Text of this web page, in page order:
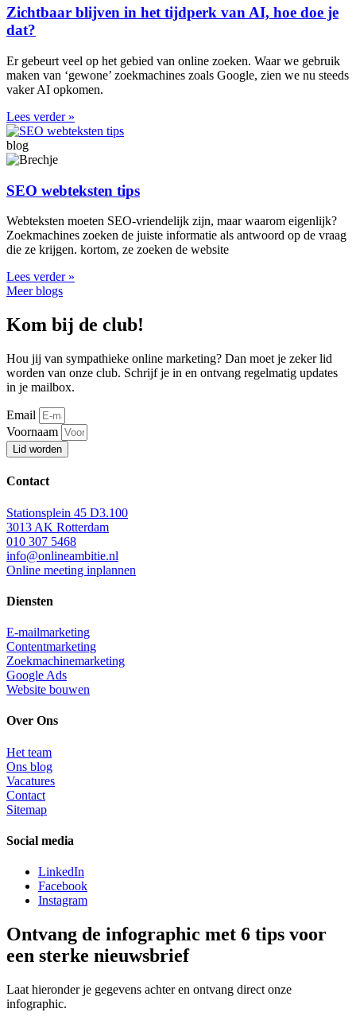
Zichtbaar blijven in het tijdperk van AI, hoe doe je
dat?
Er gebeurt veel op het gebied van online zoeken. Waar we gebruik
maken van ‘gewone’ zoekmachines zoals Google, zien we nu steeds
vaker AI opkomen.
Lees verder »
blog
SEO webteksten tips
Webteksten moeten SEO-vriendelijk zijn, maar waarom eigenlijk?
Zoekmachines zoeken de juiste informatie als antwoord op de vraag
die ze krijgen. kortom, ze zoeken de website
Lees verder »
Meer blogs
Kom bij de club!
Hou jij van sympathieke online marketing? Dan moet je zeker lid
worden van onze club. Schrijf je in en ontvang regelmatig updates
in je mailbox.
Email
Voornaam
Lid worden
Contact
Stationsplein 45 D3.100
3013 AK Rotterdam
010 307 5468
info@onlineambitie.nl
Online meeting inplannen
Diensten
E-mailmarketing
Contentmarketing
Zoekmachinemarketing
Google Ads
Website bouwen
Over Ons
Het team
Ons blog
Vacatures
Contact
Sitemap
Social media
LinkedIn
Facebook
Instagram
Ontvang de infographic met 6 tips voor
een sterke nieuwsbrief
Laat hieronder je gegevens achter en ontvang direct onze
infographic.